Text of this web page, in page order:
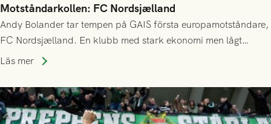
Motståndarkollen: FC Nordsjælland
Andy Bolander tar tempen på GAIS första europamotståndare,
FC Nordsjælland. En klubb med stark ekonomi men lågt
publiksnitt, ett lag med både kollektiv styrka och individuell
Läs mer